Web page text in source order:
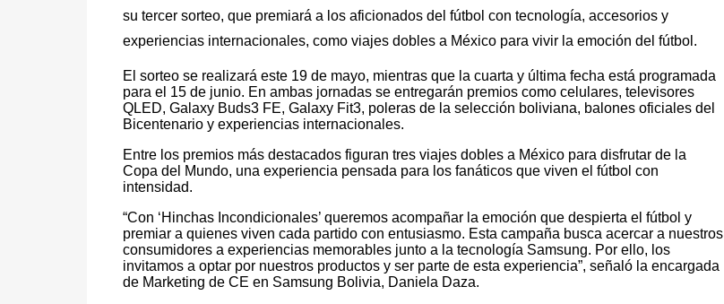
su tercer sorteo, que premiará a los aficionados del fútbol con tecnología, accesorios y
experiencias internacionales, como viajes dobles a México para vivir la emoción del fútbol.
El sorteo se realizará este 19 de mayo, mientras que la cuarta y última fecha está programada
para el 15 de junio. En ambas jornadas se entregarán premios como celulares, televisores
QLED, Galaxy Buds3 FE, Galaxy Fit3, poleras de la selección boliviana, balones oficiales del
Bicentenario y experiencias internacionales.
Entre los premios más destacados figuran tres viajes dobles a México para disfrutar de la
Copa del Mundo, una experiencia pensada para los fanáticos que viven el fútbol con
intensidad.
“Con ‘Hinchas Incondicionales’ queremos acompañar la emoción que despierta el fútbol y
premiar a quienes viven cada partido con entusiasmo. Esta campaña busca acercar a nuestros
consumidores a experiencias memorables junto a la tecnología Samsung. Por ello, los
invitamos a optar por nuestros productos y ser parte de esta experiencia”, señaló la encargada
de Marketing de CE en Samsung Bolivia, Daniela Daza.